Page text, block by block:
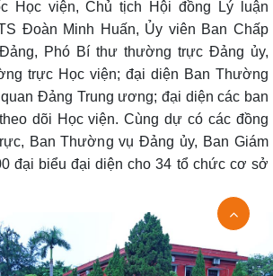
Học viện, Chủ tịch Hội đồng Lý luận
Đoàn Minh Huấn, Ủy viên Ban Chấp
Phó Bí thư thường trực Đảng ủy,
trực Học viện; đại diện Ban Thường
Đảng Trung ương; đại diện các ban
dõi Học viện. Cùng dự có các đồng
Ban Thường vụ Đảng ủy, Ban Giám
đại biểu đại diện cho 34 tổ chức cơ sở